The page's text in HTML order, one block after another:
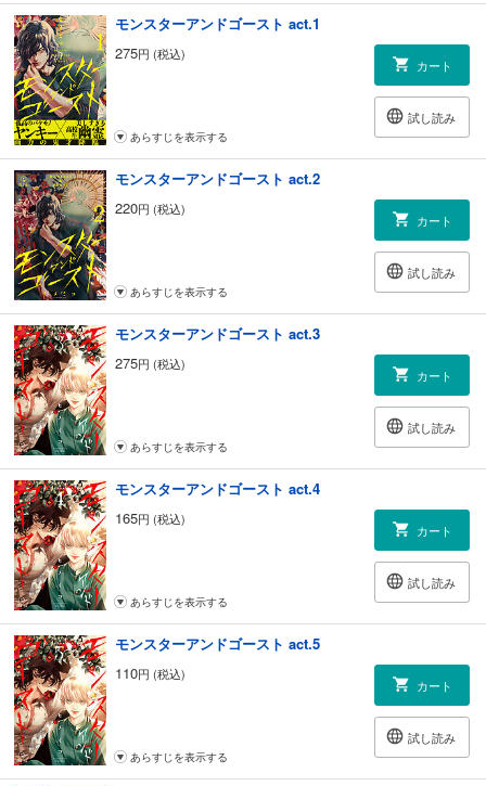
モンスターアンドゴースト act.1
275円 (税込)
カート
試し読み
あらすじを表示する
モンスターアンドゴースト act.2
220円 (税込)
カート
試し読み
あらすじを表示する
モンスターアンドゴースト act.3
275円 (税込)
カート
試し読み
あらすじを表示する
モンスターアンドゴースト act.4
165円 (税込)
カート
試し読み
あらすじを表示する
モンスターアンドゴースト act.5
110円 (税込)
カート
試し読み
あらすじを表示する